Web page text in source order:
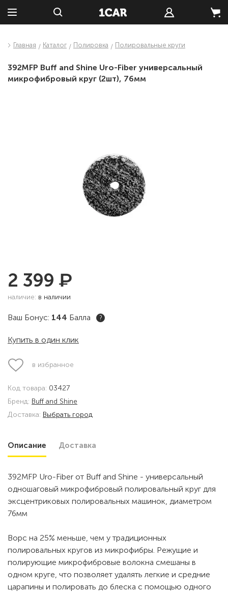
Главная Каталог Полировка Полировальные круги
392MFP Buff and Shine Uro-Fiber универсальный
микрофибровый круг (2шт), 76мм
2 399 ₽
наличие: в наличии
Ваш Бонус: 144 Балла ?
Купить в один клик
в избранное
Код товара: 03427
Бренд: Buff and Shine
Доставка: Выбрать город
Описание Доставка
392MFP Uro-Fiber от Buff and Shine - универсальный
одношаговый микрофибровый полировальный круг для
эксцентриковых полировальных машинок, диаметром
76мм
Ворс на 25% меньше, чем у традиционных
полировальных кругов из микрофибры. Режущие и
полирующие микрофибровые волокна смешаны в
одном круге, что позволяет удалять легкие и средние
царапины и полировать до блеска с помощью одного